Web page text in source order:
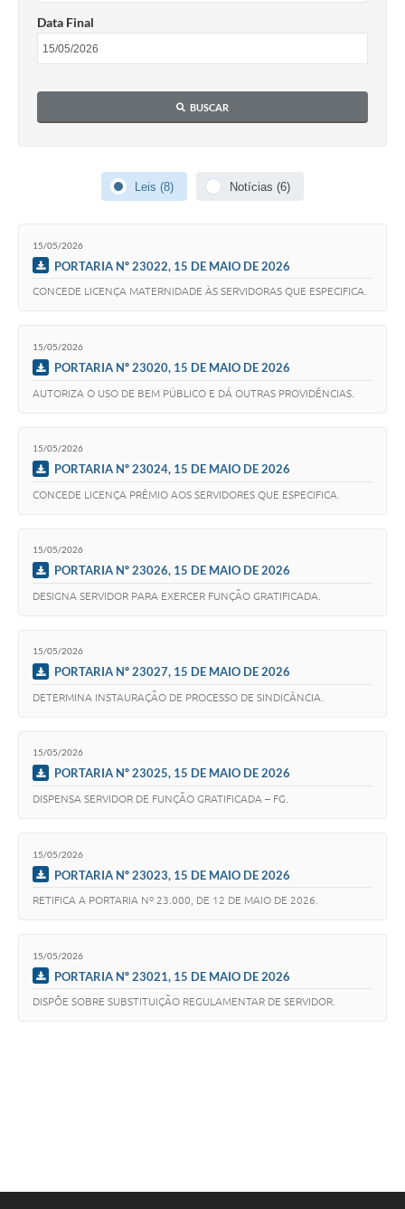
Data Final
BUSCAR
Leis (8) Notícias (6)
15/05/2026
PORTARIA Nº 23022, 15 DE MAIO DE 2026
CONCEDE LICENÇA MATERNIDADE ÀS SERVIDORAS QUE ESPECIFICA.
15/05/2026
PORTARIA Nº 23020, 15 DE MAIO DE 2026
AUTORIZA O USO DE BEM PÚBLICO E DÁ OUTRAS PROVIDÊNCIAS.
15/05/2026
PORTARIA Nº 23024, 15 DE MAIO DE 2026
CONCEDE LICENÇA PRÊMIO AOS SERVIDORES QUE ESPECIFICA.
15/05/2026
PORTARIA Nº 23026, 15 DE MAIO DE 2026
DESIGNA SERVIDOR PARA EXERCER FUNÇÃO GRATIFICADA.
15/05/2026
PORTARIA Nº 23027, 15 DE MAIO DE 2026
DETERMINA INSTAURAÇÃO DE PROCESSO DE SINDICÂNCIA.
15/05/2026
PORTARIA Nº 23025, 15 DE MAIO DE 2026
DISPENSA SERVIDOR DE FUNÇÃO GRATIFICADA – FG.
15/05/2026
PORTARIA Nº 23023, 15 DE MAIO DE 2026
RETIFICA A PORTARIA Nº 23.000, DE 12 DE MAIO DE 2026.
15/05/2026
PORTARIA Nº 23021, 15 DE MAIO DE 2026
DISPÕE SOBRE SUBSTITUIÇÃO REGULAMENTAR DE SERVIDOR.